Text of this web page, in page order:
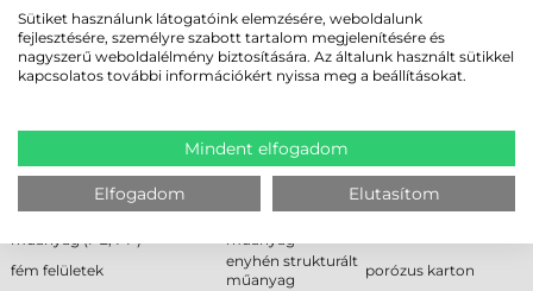
AJÁNLOTT ÉS NEM AJÁNLOTT
FELÜLETEK
célfelület tulajdonságait. Az alábbi összefoglaló a visszaszedhető
ragasztóval ellátott műanyag címke alkalmazhatóságát mutatja be:
Nem ajánlott
műanyag (PE, PP)
műanyag
fém felületek
enyhén strukturált
műanyag
porózus karton
Sütiket használunk látogatóink elemzésére, weboldalunk
fejlesztésére, személyre szabott tartalom megjelenítésére és
nagyszerű weboldalélmény biztosítására. Az általunk használt sütikkel
kapcsolatos további információkért nyissa meg a beállításokat.
Mindent elfogadom
Elfogadom Elutasítom